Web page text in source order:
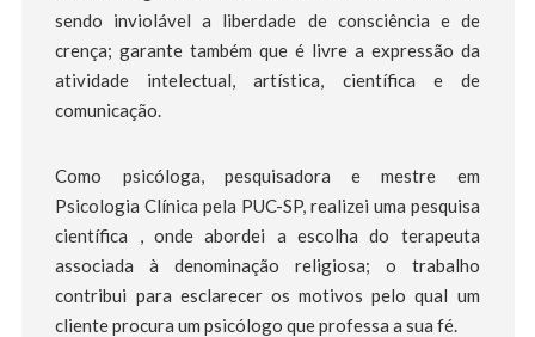
sendo inviolável a liberdade de consciência e de
crença; garante também que é livre a expressão da
atividade intelectual, artística, científica e de
comunicação.
Como psicóloga, pesquisadora e mestre em
Psicologia Clínica pela PUC-SP, realizei uma pesquisa
científica , onde abordei a escolha do terapeuta
associada à denominação religiosa; o trabalho
contribui para esclarecer os motivos pelo qual um
cliente procura um psicólogo que professa a sua fé.